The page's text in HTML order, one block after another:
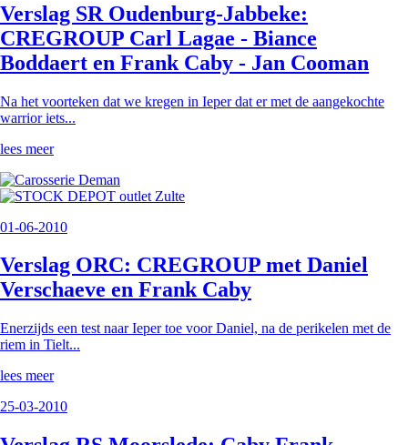
Verslag SR Oudenburg-Jabbeke:
CREGROUP Carl Lagae - Biance
Boddaert en Frank Caby - Jan Cooman
Na het voorteken dat we kregen in Ieper dat er met de aangekochte
warrior iets...
lees meer
01-06-2010
Verslag ORC: CREGROUP met Daniel
Verschaeve en Frank Caby
Enerzijds een test naar Ieper toe voor Daniel, na de perikelen met de
riem in Tielt...
lees meer
25-03-2010